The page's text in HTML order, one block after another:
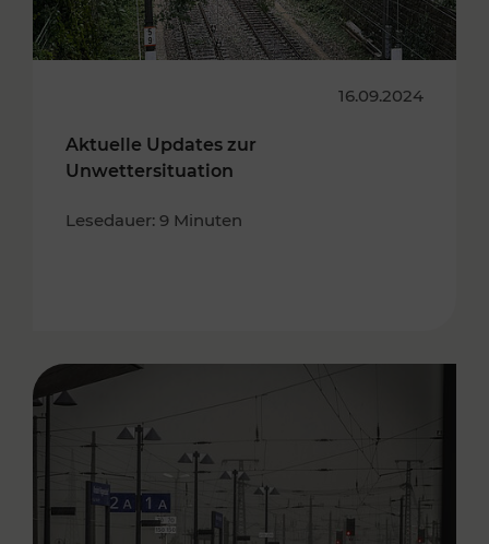
16.09.2024
Aktuelle Updates zur
Unwettersituation
Lesedauer: 9 Minuten